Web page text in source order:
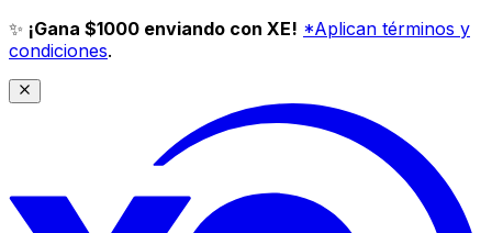
✨ ¡Gana $1000 enviando con XE! *Aplican términos y
condiciones.